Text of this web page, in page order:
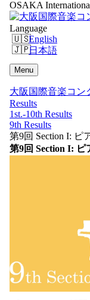
OSAKA
Language
English
日本語
Menu
大阪国際音楽コン
Results
1st.-10th Results
9th Results
第9回 Section I: ピ
第9回 Section I: ピ